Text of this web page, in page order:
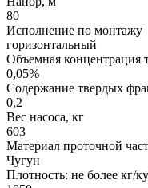
80
Исполнение по монтажу
горизонтальный
Объемная концентрация
0,05%
Содержание твердых
0,2
Вес насоса, кг
603
Материал проточной
Чугун
Плотность: не более кг/